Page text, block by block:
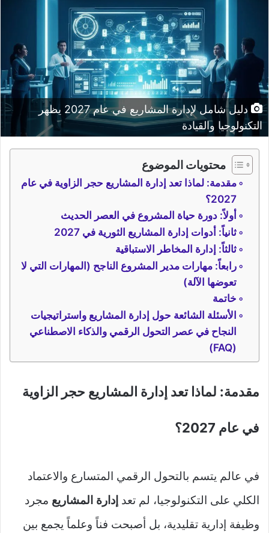
دليل شامل لإدارة المشاريع في عام 2027 يظهر
التكنولوجيا والقيادة
محتويات الموضوع
مقدمة: لماذا تعد إدارة المشاريع حجر الزاوية في عام
2027؟
أولاً: دورة حياة المشروع في العصر الحديث
ثانياً: أدوات إدارة المشاريع الثورية في 2027
ثالثاً: إدارة المخاطر الاستباقية
رابعاً: مهارات مدير المشروع الناجح (المهارات التي لا
تعوضها الآلة)
خاتمة
الأسئلة الشائعة حول إدارة المشاريع واستراتيجيات
النجاح في عصر التحول الرقمي والذكاء الاصطناعي
(FAQ)
مقدمة: لماذا تعد إدارة المشاريع حجر الزاوية
في عام 2027؟
في عالم يتسم بالتحول الرقمي المتسارع والاعتماد
الكلي على التكنولوجيا، لم تعد إدارة المشاريع مجرد
وظيفة إدارية تقليدية، بل أصبحت فناً وعلماً يجمع بين